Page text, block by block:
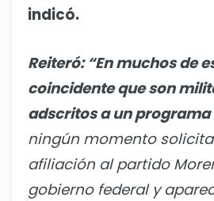
indicó.
Reiteró: “En muchos de
coincidente que son
adscritos a un programa
ningún momento
afiliación al partido
gobierno federal y